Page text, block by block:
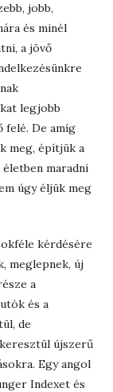
jobb,
és minél
a jövő
legjobb
felé. De amíg
meg, építjük a
maradni
úgy éljük meg
kérdésére
meglepnek, új
a
és a
de
újszerű
Egy angol
Indexet és